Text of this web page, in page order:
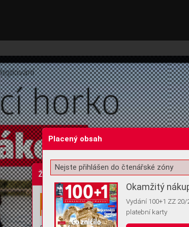
Žádost o souhlas s ukládáním
Placený obsah
Nejste přihlášen do čtenářské zóny
Okamžitý
Vydání 100+1 ZZ
platební karty